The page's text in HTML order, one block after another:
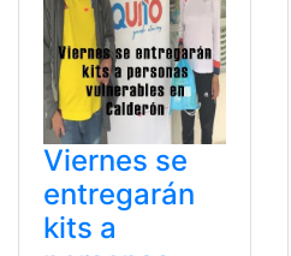
Viernes se
entregarán
kits a